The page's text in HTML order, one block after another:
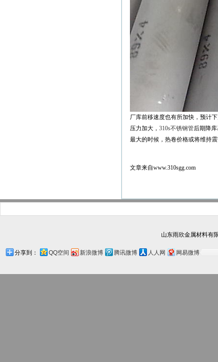
厂库前移速度也有所加快，预计
压力加大， 310s不锈钢管后期降
最大的时候，热卷价格或将维持
文章来自www.310sgg.com
山东雨欣金属材料有
分享到： QQ空间 新浪微博 腾讯微博 人人网 网易微博